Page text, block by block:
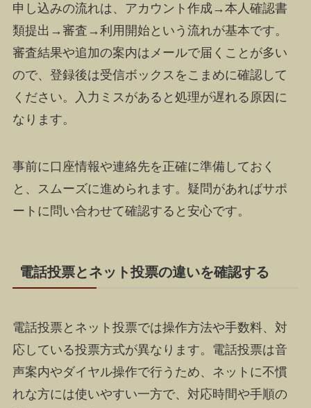
申し込みの流れは、アカウント作成→本人確認書
類提出→審査→利用開始という流れが基本です。
審査結果や追加の案内はメールで届くことが多い
ので、登録後は受信ボックスをこまめに確認して
ください。入力ミスがあると処理が遅れる原因に
なります。
事前に口座情報や連絡先を正確に準備しておく
と、スムーズに進められます。疑問があればサポ
ートに問い合わせて確認すると安心です。
電話投票とネット投票の違いを確認する
電話投票とネット投票では操作方法や手数料、対
応している投票方式が異なります。電話投票は音
声案内やダイヤル操作で行うため、ネットに不慣
れな方には使いやすい一方で、対応時間や手順の